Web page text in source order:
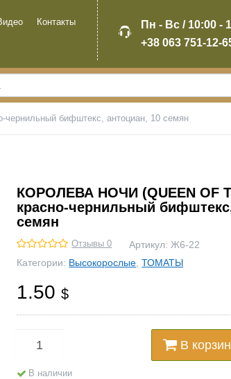
Контакты
Пн - Вс / 10:00 -
+38 063 751-12-
бифштекс, антоциан, 10 семян
КОРОЛЕВА НОЧИ (QUEEN OF
красно-чернильный
семян
Отзывы 0 Артикул: Ж6-22
Категории: Высокорослые ,ТОМАТЫ
1.50$
В
В наличии